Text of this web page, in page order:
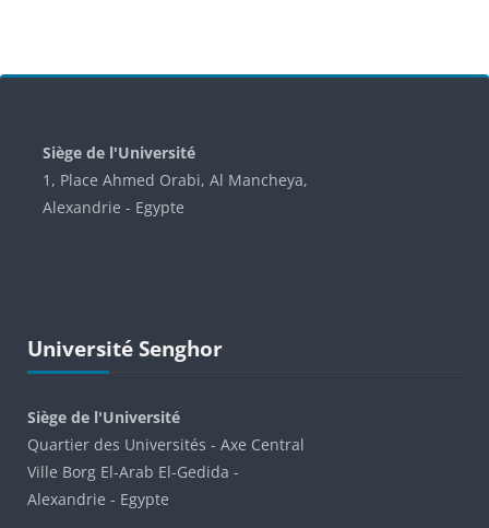
Siège de l'Université
1, Place Ahmed Orabi, Al Mancheya,
Alexandrie - Egypte
Université Senghor
Siège de l'Université
Quartier des Universités - Axe Central
Ville Borg El-Arab El-Gedida -
Alexandrie - Egypte